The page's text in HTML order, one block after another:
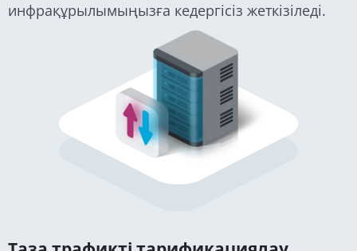
инфрақұрылымыңызға кедергісіз жеткізіледі.